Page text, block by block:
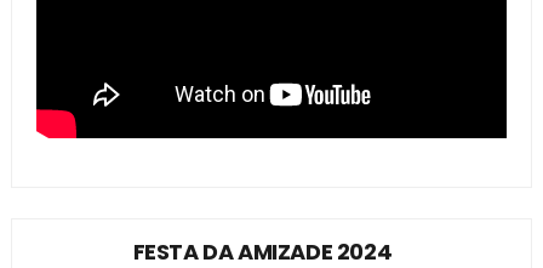
FESTA DA AMIZADE 2024